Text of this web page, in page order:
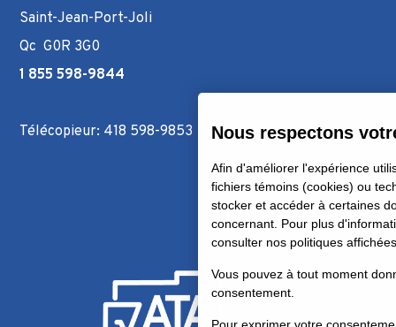
Nous respectons
Afin d'améliorer l'expérience
fichiers témoins (cookies) ou
stocker et accéder à certaines
concernant. Pour plus
consulter nos politiques
Vous pouvez à tout moment
consentement.
Saint-Jean-Port-Joli
Qc G0R 3G0
1 855 598-9844
Télécopieur: 418 598-9853